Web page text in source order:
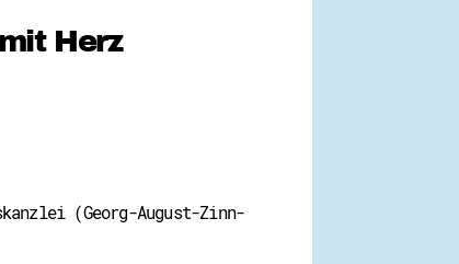
Herz
(Georg-August-Zinn-